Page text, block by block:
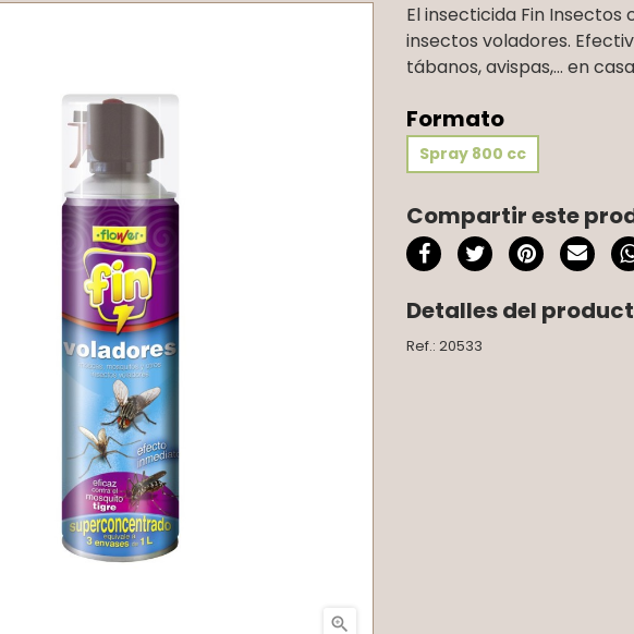

El insecticida Fin
insectos voladores.
tábanos, avispas,… en
Formato
Spray 800 cc
Compartir este
Detalles del
Ref.: 20533